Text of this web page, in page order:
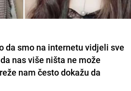
da smo na internetu vidjeli sve
nas više ništa ne može
nam često dokažu da